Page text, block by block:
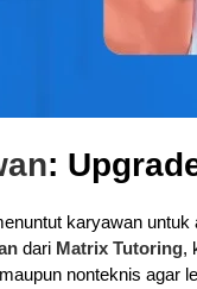
:
karyawan
dari Matrix Tutoring,
nonteknis agar